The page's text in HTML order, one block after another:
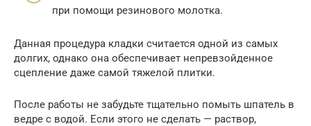
при помощи резинового молотка.
Данная процедура кладки считается одной из самых
долгих, однако она обеспечивает непревзойденное
сцепление даже самой тяжелой плитки.
После работы не забудьте тщательно помыть шпатель в
ведре с водой. Если этого не сделать — раствор,